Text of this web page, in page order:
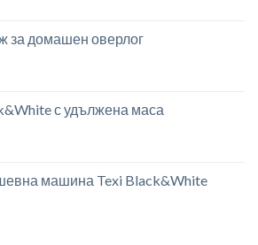
за домашен оверлог
с удължена маса
машина Texi Black&White